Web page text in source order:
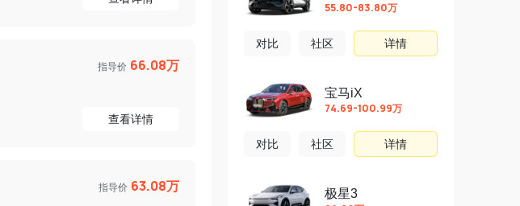
指导价 66.08万
查看详情
指导价 63.08万
55.80-83.80万
对比 社区 详情
宝马iX
74.69-100.99万
对比 社区 详情
极星3